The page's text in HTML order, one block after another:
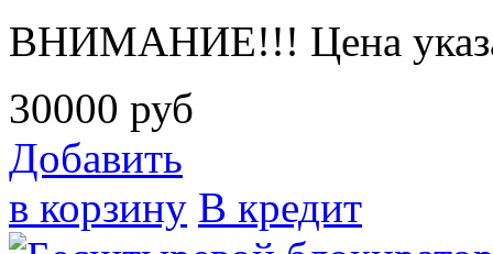
ВНИМАНИЕ!!! Цена
30000 руб
Добавить
в корзину В кредит